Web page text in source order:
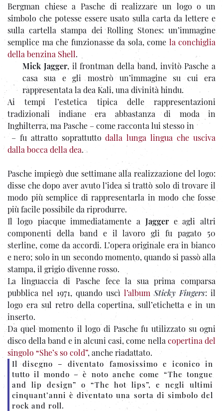
Bergman chiese a Pasche di realizzare un logo o un
simbolo che potesse essere usato sulla carta da lettere e
sulla cartella stampa dei Rolling Stones: un’immagine
semplice ma che funzionasse da sola, come la conchiglia
della benzina Shell.
Mick Jagger, il frontman della band, invitò Pasche a
casa sua e gli mostrò un’immagine su cui era
rappresentata la dea Kali, una divinità hindu.
Ai tempi l’estetica tipica delle rappresentazioni
tradizionali indiane era abbastanza di moda in
Inghilterra, ma Pasche – come racconta lui stesso in
– fu attratto soprattuttodalla lunga lingua che usciva
dalla bocca della dea.
Pasche impiegò due settimane alla realizzazione del logo:
disse che dopo aver avuto l’idea si trattò solo di trovare il
modo più semplice di rappresentarla in modo che fosse
più facile possibile da riprodurre.
Il logo piacque immediatamente a Jaggere agli altri
componenti della band e il lavoro gli fu pagato 50
sterline, come da accordi. L’opera originale era in bianco
e nero; solo in un secondo momento, quando si passò alla
stampa, il grigio divenne rosso.
La linguaccia di Pasche fece la sua prima comparsa
pubblica nel 1971, quando uscì l’album Sticky Fingers: il
logo era sul retro della copertina, sull’etichetta e in un
inserto.
Da quel momento il logo di Pasche fu utilizzato su ogni
disco della band e in alcuni casi, come nella copertina del
singolo “She’s so cold”, anche riadattato.
Il disegno – diventato famosissimo e iconico in
tutto il mondo – è noto anche come “The tongue
and lip design” o “The hot lips”, e negli ultimi
cinquant’anni è diventato una sorta di simbolo del
rock and roll.